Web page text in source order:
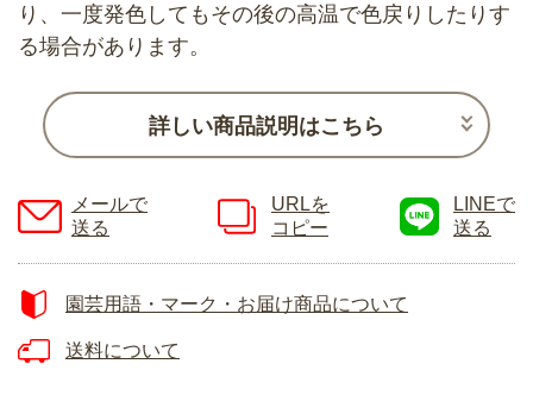
り、一度発色してもその後の高温で色戻りしたりす
る場合があります。
詳しい商品説明はこちら
メールで
送る
URLを
コピー
LINEで
送る
園芸用語・マーク・お届け商品について
送料について